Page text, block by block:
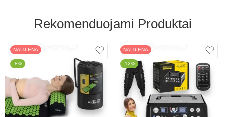
Rekomenduojami Produktai
NAUJIENA
-8%
NAUJIENA
-12%